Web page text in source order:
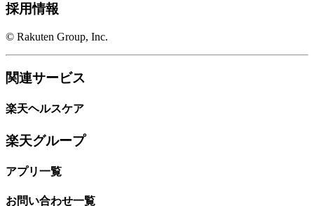
採用情報
© Rakuten Group, Inc.
関連サービス
楽天ヘルスケア
楽天グループ
アプリ一覧
お問い合わせ一覧